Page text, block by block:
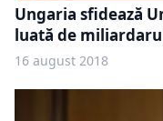
Ungaria sfidează
luată de
16 august 2018